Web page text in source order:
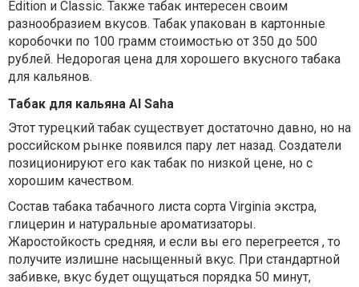
Edition и Classic. Также табак интересен своим
разнообразием вкусов. Табак упакован в картонные
коробочки по 100 грамм стоимостью от 350 до 500
рублей. Недорогая цена для хорошего вкусного табака
для кальянов.
Табак для кальяна Al Saha
Этот турецкий табак существует достаточно давно, но на
российском рынке появился пару лет назад. Создатели
позиционируют его как табак по низкой цене, но с
хорошим качеством.
Состав табака табачного листа сорта Virginia экстра,
глицерин и натуральные ароматизаторы.
Жаростойкость средняя, и если вы его перегреется , то
получите излишне насыщенный вкус. При стандартной
забивке, вкус будет ощущаться порядка 50 минут,